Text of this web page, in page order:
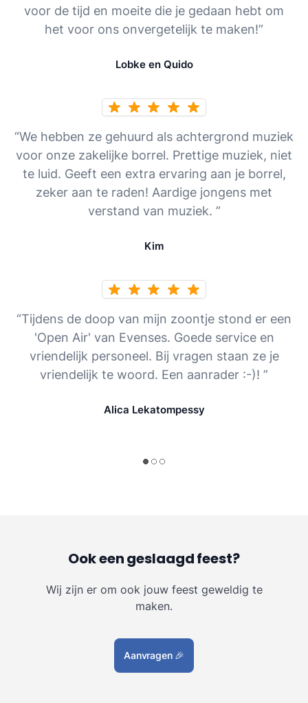
voor de tijd en moeite die je gedaan hebt om
het voor ons onvergetelijk te maken!”
Lobke en Quido
“We hebben ze gehuurd als achtergrond muziek
voor onze zakelijke borrel. Prettige muziek, niet
te luid. Geeft een extra ervaring aan je borrel,
zeker aan te raden! Aardige jongens met
verstand van muziek. ”
Kim
“Tijdens de doop van mijn zoontje stond er een
'Open Air' van Evenses. Goede service en
vriendelijk personeel. Bij vragen staan ze je
vriendelijk te woord. Een aanrader :-)! ”
Alica Lekatompessy
Ook een geslaagd feest?
Wij zijn er om ook jouw feest geweldig te
maken.
Aanvragen 🎉